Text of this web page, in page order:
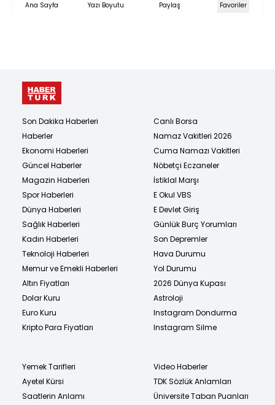
Ana Sayfa Yazı Boyutu Paylaş Favoriler
Son Dakika Haberleri
Haberler
Ekonomi Haberleri
Güncel Haberler
Magazin Haberleri
Spor Haberleri
Dünya Haberleri
Sağlık Haberleri
Kadın Haberleri
Teknoloji Haberleri
Memur ve Emekli Haberleri
Altın Fiyatları
Dolar Kuru
Euro Kuru
Kripto Para Fiyatları
Canlı Borsa
Namaz Vakitleri 2026
Cuma Namazı Vakitleri
Nöbetçi Eczaneler
İstiklal Marşı
E Okul VBS
E Devlet Giriş
Günlük Burç Yorumları
Son Depremler
Hava Durumu
Yol Durumu
2026 Dünya Kupası
Astroloji
Instagram Dondurma
Instagram Silme
Yemek Tarifleri
Ayetel Kürsi
Saatlerin Anlamı
Video Haberler
TDK Sözlük Anlamları
Üniversite Taban Puanları